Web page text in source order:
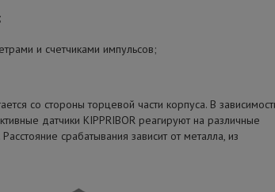
и счетчиками импульсов;
со стороны торцевой части корпуса. В
датчики KIPPRIBOR реагируют на различные
срабатывания зависит от металла, из